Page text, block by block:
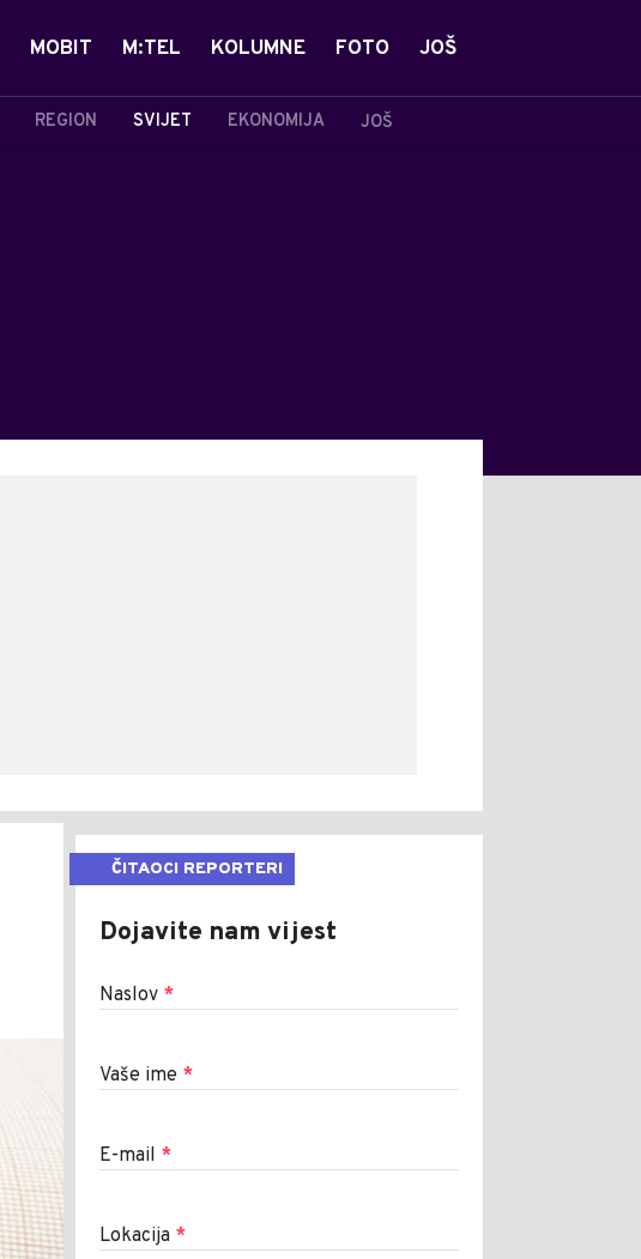
REGION SVIJET EKONOMIJA JOŠ
MOBIT M:TEL KOLUMNE FOTO JOŠ
ČITAOCI REPORTERI
Dojavite nam vijest
Naslov *
Vaše ime *
E-mail *
Lokacija *